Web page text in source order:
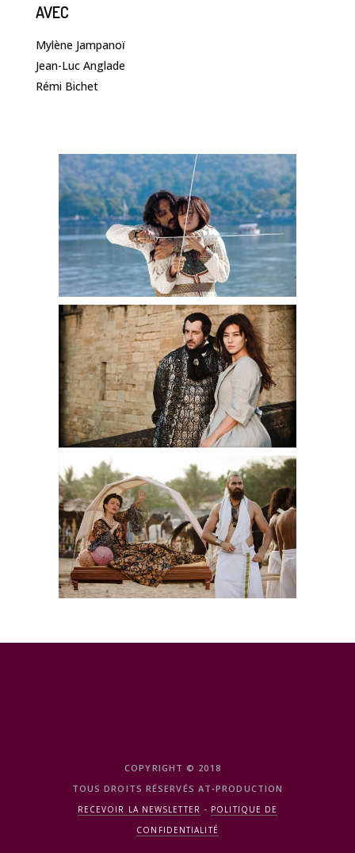
AVEC
Mylène Jampanoï
Jean-Luc Anglade
Rémi Bichet
COPYRIGHT © 2018
TOUS DROITS RÉSERVÉS AT‑PRODUCTION
RECEVOIR LA NEWSLETTER - POLITIQUE DE
CONFIDENTIALITÉ